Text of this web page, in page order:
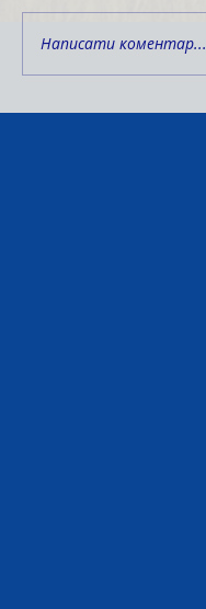
Написати коментар...